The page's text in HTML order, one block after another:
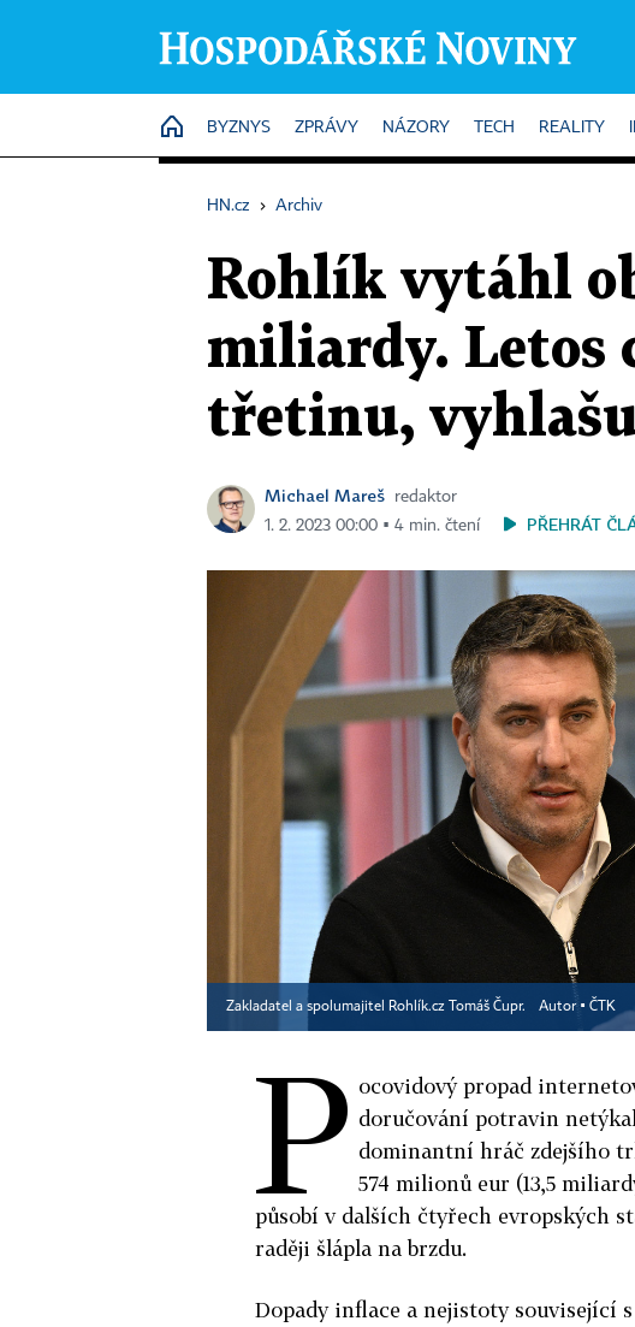
HOME
BYZNYS ZPRÁVY NÁZORY TECH REALITY
HN.cz › Archiv
Rohlík vytáhl
miliardy. Letos
třetinu,
Michael Mareš
redaktor
1. 2. 2023 00:00 ▪ 4 min. čtení
PŘEHRÁT
Zakladatel a spolumajitel Rohlík.cz Tomáš Čupr. Autor ▪ ČTK
P ocovidový propad
doručování potravin
dominantní hráč zdejšího
574 milionů eur (13,5
působí v dalších čtyřech evropských
raději šlápla na brzdu.
Dopady inflace a nejistoty související